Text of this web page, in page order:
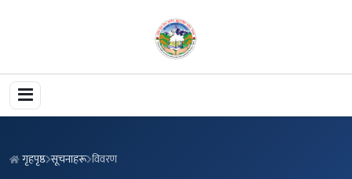
गृहपृष्ठ सूचनाहरू विवरण